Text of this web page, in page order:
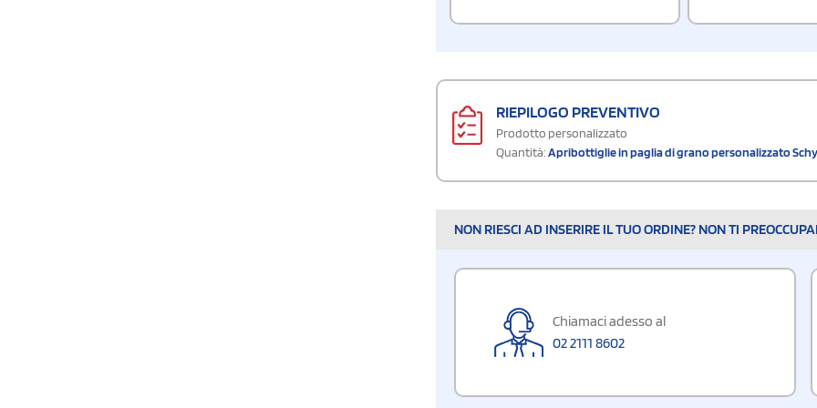
RIEPILOGO PREVENTIVO
Prodotto personalizzato
Quantità:Apribottiglie in paglia di grano personalizzato
NON RIESCI AD INSERIRE IL TUO ORDINE? NON TI
Chiamaci adesso al
02 2111 8602